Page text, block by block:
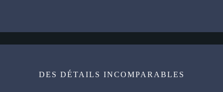
DES DÉTAILS INCOMPARABLES